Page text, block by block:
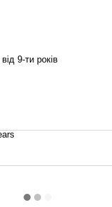
9-ти років